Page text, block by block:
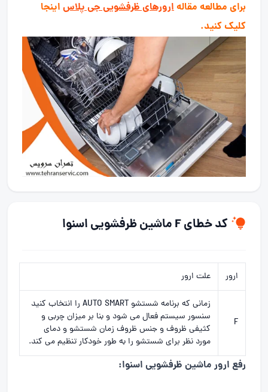
برای مطالعه مقالهارورهای ظرفشویی جی پلاس اینجا
کلیک کنید.
کد خطای F ماشین ظرفشویی اسنوا
ارور علت ارور
F
زمانی که برنامه شستشو AUTO SMART را انتخاب کنید
سنسور سیستم فعال می شود و بنا بر میزان چربی و
کثیفی ظروف و جنس ظروف زمان شستشو و دمای
مورد نظر برای شستشو را به طور خودکار تنظیم می کند.
رفع ارور ماشین ظرفشویی اسنوا: